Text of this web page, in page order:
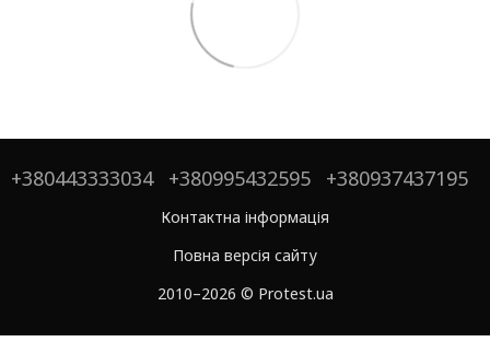
+380443333034 +380995432595 +380937437195
Контактна інформація
Повна версія сайту
2010–2026 © Protest.ua